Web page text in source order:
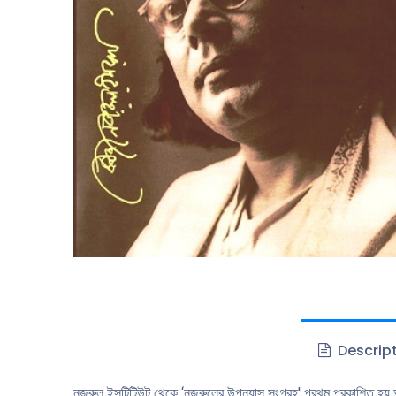
নজরুল ইন্সটিটিউট থেকে ‘নজরুলের উপন্যাস সংগ্রহ' প্রথম প্রকাশিত